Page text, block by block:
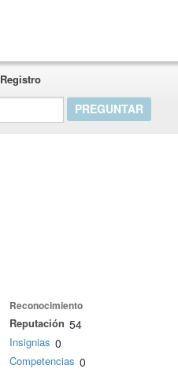
Registro
Reconocimiento
Reputación 54
Insignias 0
Competencias 0